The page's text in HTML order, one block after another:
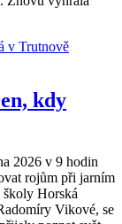
kdy
2026 v 9 hodin
rojům při jarním
školy Horská
Vikové, se